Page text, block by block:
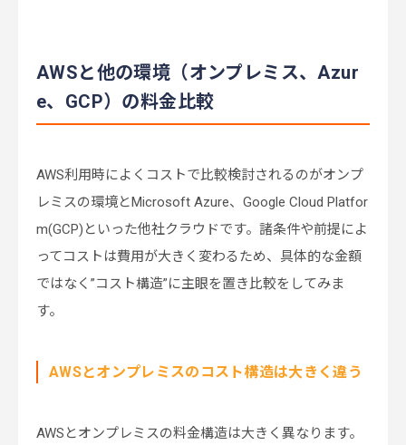
AWSと他の環境（オンプレミス、Azur
e、GCP）の料金比較
AWS利用時によくコストで比較検討されるのがオンプ
レミスの環境とMicrosoft Azure、Google Cloud Platfor
m(GCP)といった他社クラウドです。諸条件や前提によ
ってコストは費用が大きく変わるため、具体的な金額
ではなく”コスト構造”に主眼を置き比較をしてみま
す。
AWSとオンプレミスのコスト構造は大きく違う
AWSとオンプレミスの料金構造は大きく異なります。